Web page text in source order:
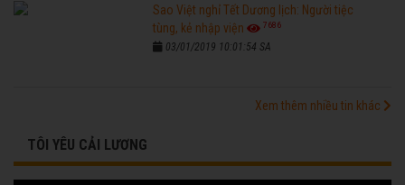
Sao Việt nghỉ Tết Dương lịch: Người tiệc
tùng, kẻ nhập viện
7686
03/01/2019 10:01:54 SA
Xem thêm nhiều tin khác
TÔI YÊU CẢI LƯƠNG